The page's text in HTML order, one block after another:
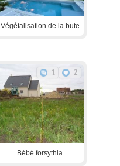
Végétalisation de la bute
1 2
Bébé forsythia